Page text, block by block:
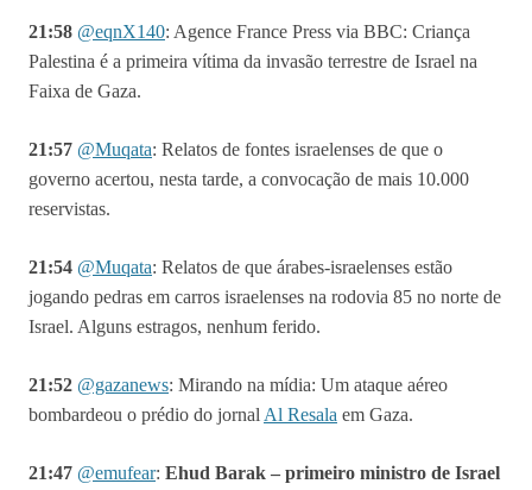
21:58 @eqnX140: Agence France Press via BBC: Criança
Palestina é a primeira vítima da invasão terrestre de Israel na
Faixa de Gaza.
21:57 @Muqata: Relatos de fontes israelenses de que o
governo acertou, nesta tarde, a convocação de mais 10.000
reservistas.
21:54 @Muqata: Relatos de que árabes-israelenses estão
jogando pedras em carros israelenses na rodovia 85 no norte de
Israel. Alguns estragos, nenhum ferido.
21:52 @gazanews: Mirando na mídia: Um ataque aéreo
bombardeou o prédio do jornal Al Resala em Gaza.
21:47 @emufear: Ehud Barak – primeiro ministro de Israel